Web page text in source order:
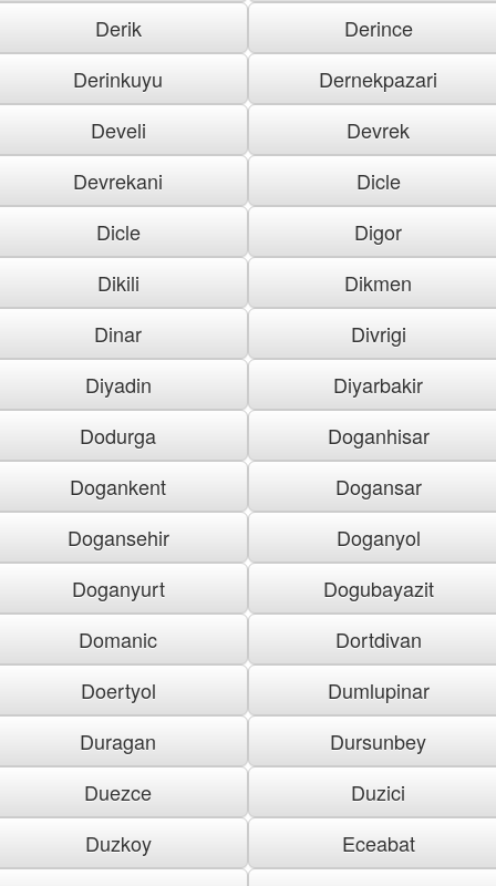
Derik
Derince
Derinkuyu
Dernekpazari
Develi
Devrek
Devrekani
Dicle
Dicle
Digor
Dikili
Dikmen
Dinar
Divrigi
Diyadin
Diyarbakir
Dodurga
Doganhisar
Dogankent
Dogansar
Dogansehir
Doganyol
Doganyurt
Dogubayazit
Domanic
Dortdivan
Doertyol
Dumlupinar
Duragan
Dursunbey
Duezce
Duzici
Duzkoy
Eceabat